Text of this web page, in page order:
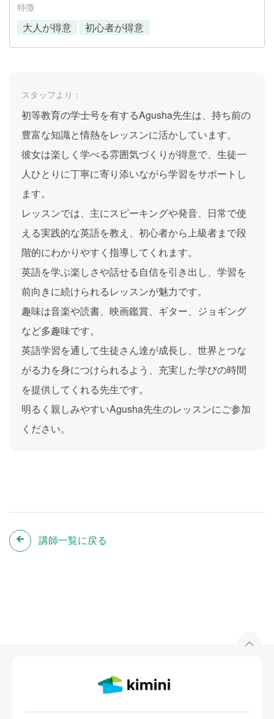
特徴
大人が得意 初心者が得意
スタッフより：
初等教育の学士号を有するAgusha先生は、持ち前の
豊富な知識と情熱をレッスンに活かしています。
彼女は楽しく学べる雰囲気づくりが得意で、生徒一
人ひとりに丁寧に寄り添いながら学習をサポートし
ます。
レッスンでは、主にスピーキングや発音、日常で使
える実践的な英語を教え、初心者から上級者まで段
階的にわかりやすく指導してくれます。
英語を学ぶ楽しさや話せる自信を引き出し、学習を
前向きに続けられるレッスンが魅力です。
趣味は音楽や読書、映画鑑賞、ギター、ジョギング
など多趣味です。
英語学習を通して生徒さん達が成長し、世界とつな
がる力を身につけられるよう、充実した学びの時間
を提供してくれる先生です。
明るく親しみやすいAgusha先生のレッスンにご参加
ください。
講師一覧に戻る